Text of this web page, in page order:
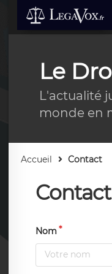
Le
L'actualité
monde en
Accueil Contact
Contact
Nom